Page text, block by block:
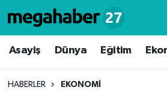
Asayiş Dünya Eğitim
HABERLER EKONOMI
Hava Durumu